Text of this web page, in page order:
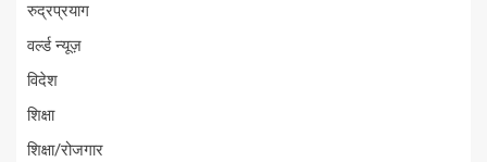
रुद्रप्रयाग
वर्ल्ड न्यूज़
विदेश
शिक्षा
शिक्षा/रोजगार